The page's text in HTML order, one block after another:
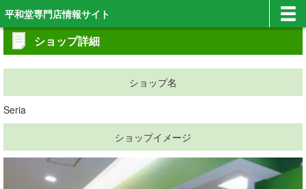
平和堂専門店情報サイト
ショップ詳細
ショップ名
Seria
ショップイメージ